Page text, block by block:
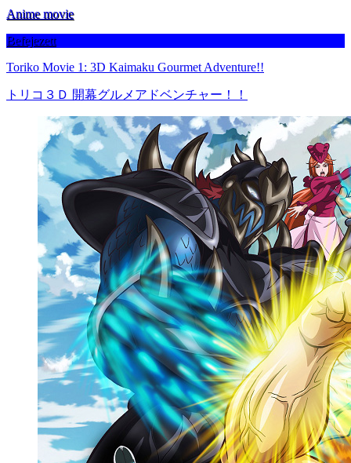
Anime movie
Befejezett
Toriko Movie 1: 3D Kaimaku Gourmet Adventure!!
トリコ３Ｄ 開幕グルメアドベンチャー！！